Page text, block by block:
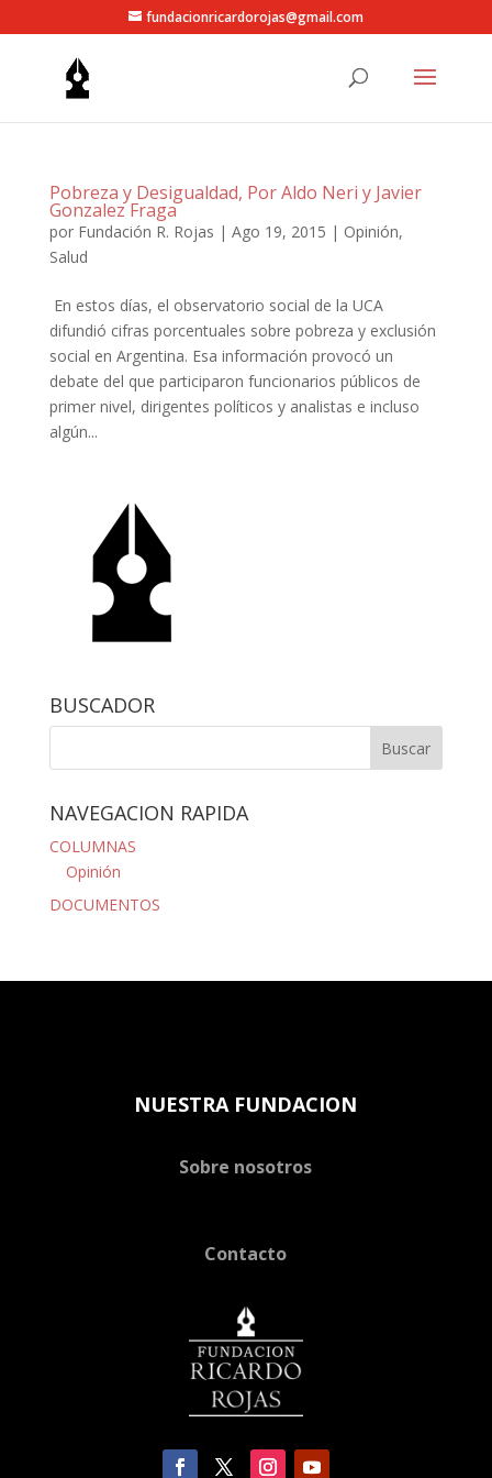
fundacionricardorojas@gmail.com
Pobreza y Desigualdad, Por Aldo Neri y Javier
Gonzalez Fraga
por Fundación R. Rojas | Ago 19, 2015 | Opinión,
Salud
En estos días, el observatorio social de la UCA
difundió cifras porcentuales sobre pobreza y exclusión
social en Argentina. Esa información provocó un
debate del que participaron funcionarios públicos de
primer nivel, dirigentes políticos y analistas e incluso
algún...
BUSCADOR
NAVEGACION RAPIDA
COLUMNAS
Opinión
DOCUMENTOS
NUESTRA FUNDACION
Sobre nosotros
Contacto